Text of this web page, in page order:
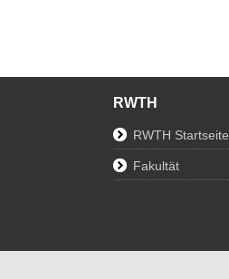
RWTH
RWTH Startseite
Fakultät